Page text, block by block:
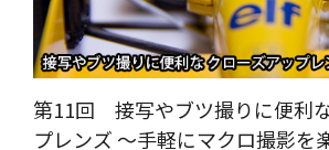
第11回 接写やブツ撮りに便利
プレンズ ～手軽にマクロ撮影を